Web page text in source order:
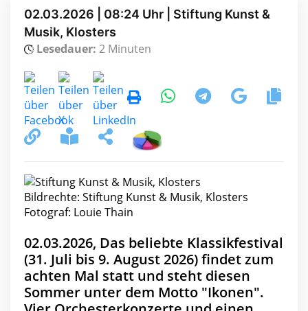
02.03.2026 | 08:24 Uhr | Stiftung Kunst &
Musik, Klosters
Lesedauer: 2 Minuten
Bildrechte: Stiftung Kunst & Musik, Klosters
Fotograf: Louie Thain
02.03.2026, Das beliebte Klassikfestival
(31. Juli bis 9. August 2026) findet zum
achten Mal statt und steht diesen
Sommer unter dem Motto "Ikonen".